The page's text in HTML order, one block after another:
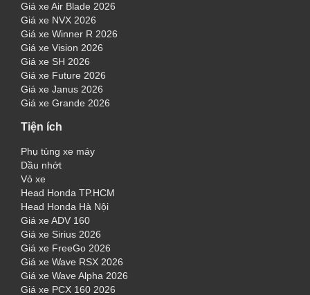
Giá xe Air Blade 2026
Giá xe NVX 2026
Giá xe Winner R 2026
Giá xe Vision 2026
Giá xe SH 2026
Giá xe Future 2026
Giá xe Janus 2026
Giá xe Grande 2026
Tiện ích
Phụ tùng xe máy
Dầu nhớt
Vỏ xe
Head Honda TP.HCM
Head Honda Hà Nội
Giá xe ADV 160
Giá xe Sirius 2026
Giá xe FreeGo 2026
Giá xe Wave RSX 2026
Giá xe Wave Alpha 2026
Giá xe PCX 160 2026